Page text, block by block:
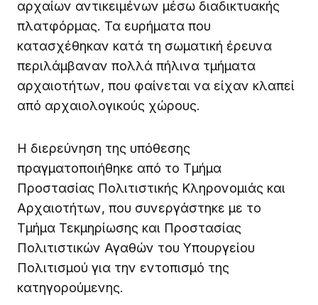
αρχαίων αντικειμένων μέσω διαδικτυακής
πλατφόρμας. Τα ευρήματα που
κατασχέθηκαν κατά τη σωματική έρευνα
περιλάμβαναν πολλά πήλινα τμήματα
αρχαιοτήτων, που φαίνεται να είχαν κλαπεί
από αρχαιολογικούς χώρους.
Η διερεύνηση της υπόθεσης
πραγματοποιήθηκε από το Τμήμα
Προστασίας Πολιτιστικής Κληρονομιάς και
Αρχαιοτήτων, που συνεργάστηκε με το
Τμήμα Τεκμηρίωσης και Προστασίας
Πολιτιστικών Αγαθών του Υπουργείου
Πολιτισμού για την εντοπισμό της
κατηγορούμενης.